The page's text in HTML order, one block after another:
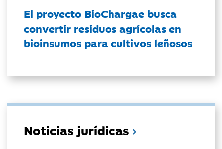
El proyecto BioChargae busca
convertir residuos agrícolas en
bioinsumos para cultivos leñosos
Noticias jurídicas